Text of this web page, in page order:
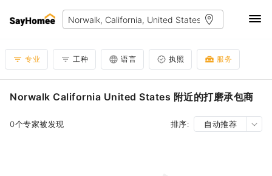
专业 工种 语言 执照 服务
Norwalk California United States 附近的打磨承包商
0个专家被发现 排序: 自动推荐